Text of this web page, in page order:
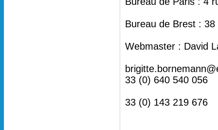
Bureau de Brest :
Webmaster : David
33 (0) 640 540 056
33 (0) 143 219 676